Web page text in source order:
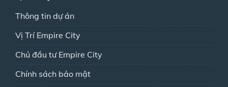
Thông tin dự án
Vị Trí Empire City
Chủ đầu tư Empire City
Chính sách bảo mật